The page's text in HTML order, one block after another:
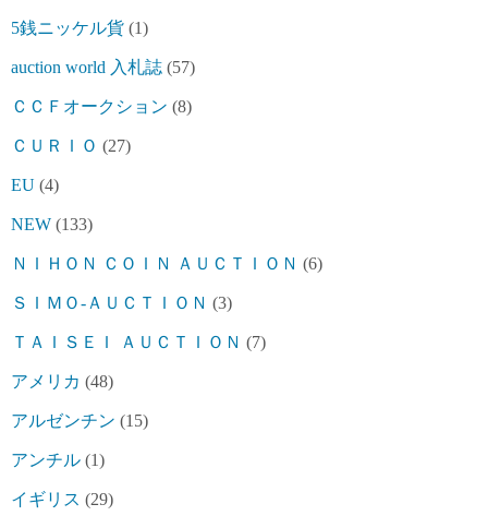
5銭ニッケル貨 (1)
auction world 入札誌 (57)
ＣＣＦオークション (8)
ＣＵＲＩＯ (27)
EU (4)
NEW (133)
ＮＩＨＯＮ ＣＯＩＮ ＡＵＣＴＩＯＮ (6)
ＳＩＭＯ-ＡＵＣＴＩＯＮ (3)
ＴＡＩＳＥＩ ＡＵＣＴＩＯＮ (7)
アメリカ (48)
アルゼンチン (15)
アンチル (1)
イギリス (29)